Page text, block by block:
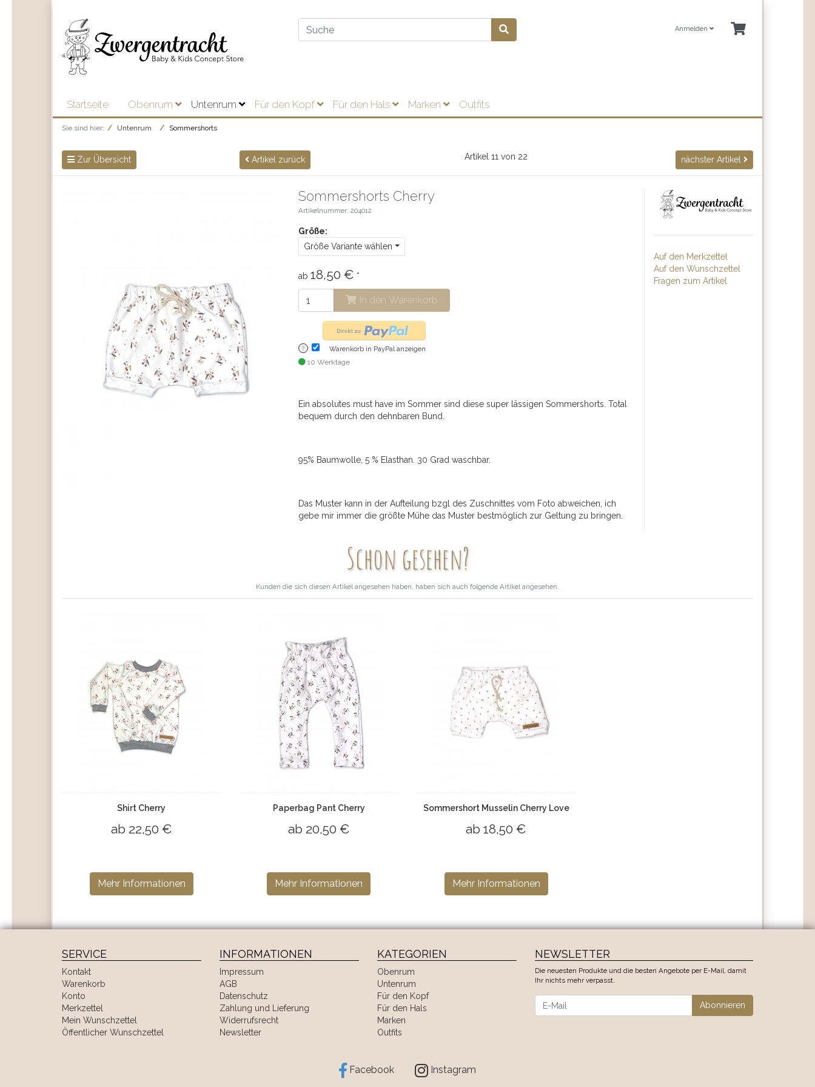
Anmelden
Startseite Obenrum Untenrum Für den Kopf Für den Hals Marken Outfits
Sie sind hier: Untenrum Sommershorts
Zur Übersicht Artikel zurück Artikel 11 von 22 nächster Artikel
Sommershorts Cherry
Artikelnummer: 204012
Größe:
Größe Variante wählen
ab 18,50 € *
In den Warenkorb
? Warenkorb in PayPal anzeigen
10 Werktage
Ein absolutes must have im Sommer sind diese super lässigen Sommershorts. Total
bequem durch den dehnbaren Bund.
95% Baumwolle, 5 % Elasthan. 30 Grad waschbar.
Das Muster kann in der Aufteilung bzgl des Zuschnittes vom Foto abweichen, ich
gebe mir immer die größte Mühe das Muster bestmöglich zur Geltung zu bringen.
Auf den Merkzettel
Auf den Wunschzettel
Fragen zum Artikel
Schon gesehen?
Kunden die sich diesen Artikel angesehen haben, haben sich auch folgende Artikel angesehen.
Shirt Cherry
ab 22,50 €
Mehr Informationen
Paperbag Pant Cherry
ab 20,50 €
Mehr Informationen
Sommershort Musselin Cherry Love
ab 18,50 €
Mehr Informationen
SERVICE
Kontakt
Warenkorb
Konto
Merkzettel
Mein Wunschzettel
Öffentlicher Wunschzettel
INFORMATIONEN
Impressum
AGB
Datenschutz
Zahlung und Lieferung
Widerrufsrecht
Newsletter
KATEGORIEN
Obenrum
Untenrum
Für den Kopf
Für den Hals
Marken
Outfits
NEWSLETTER
Die neuesten Produkte und die besten Angebote per E-Mail, damit
Ihr nichts mehr verpasst.
Newsletter Abonnieren
Facebook Instagram